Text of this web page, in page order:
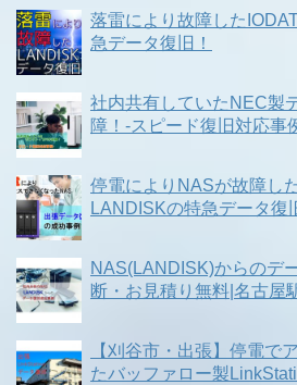
落雷により故障した
急データ復旧！
社内共有していたNEC製
障！-スピード復旧対応事
停電によりNASが故障し
LANDISKの特急データ復
NAS(LANDISK)からのデ
断・お見積り無料|名古屋
【刈谷市・出張】停電で
たバッファロー製